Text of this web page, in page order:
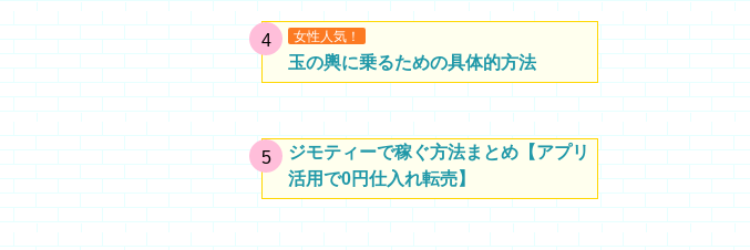
女性人気！
玉の輿に乗るための具体的方法
ジモティーで稼ぐ方法まとめ【アプリ
活用で0円仕入れ転売】